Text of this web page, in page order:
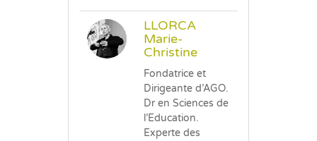
LLORCA
Marie-
Christine
Fondatrice et
Dirigeante d’AGO.
Dr en Sciences de
l’Education.
Experte des